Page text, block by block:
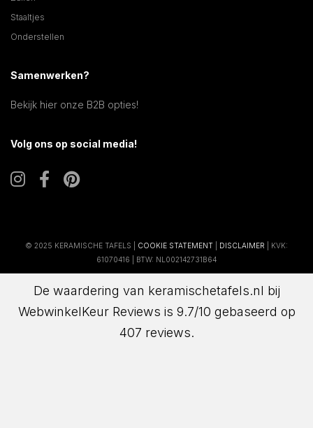
Staaltjes
Onderstellen
Samenwerken?
Bekijk hier onze B2B opties!
Volg ons op social media!
© 2025 KERAMISCHE TAFELS | COOKIE STATEMENT DISCLAIMER | KVK:
61070416 | BTW: NL002142731B64
De waardering van keramischetafels.nl bij
WebwinkelKeur Reviews is 9.7/10 gebaseerd op
407 reviews.